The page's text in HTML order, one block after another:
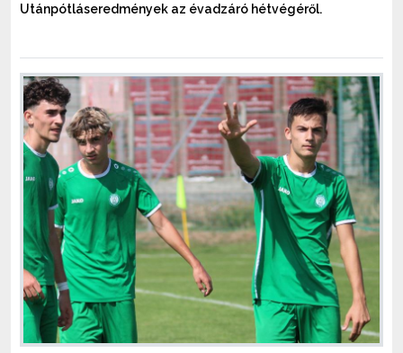
Utánpótláseredmények az évadzáró hétvégéről.